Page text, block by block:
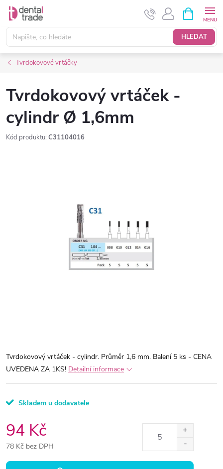
Přejít
obsah
HLEDAT
NÁKUPNÍ
KOŠÍK
Tvrdokovové vrtáčky
Tvrdokovový vrtáček -
cylindr Ø 1,6mm
Kód produktu: C31104016
Tvrdokovový vrtáček - cylindr. Průměr 1,6 mm. Balení 5 ks - CENA
UVEDENA ZA 1KS! Detailní informace
Skladem u dodavatele
94 Kč
78 Kč bez DPH